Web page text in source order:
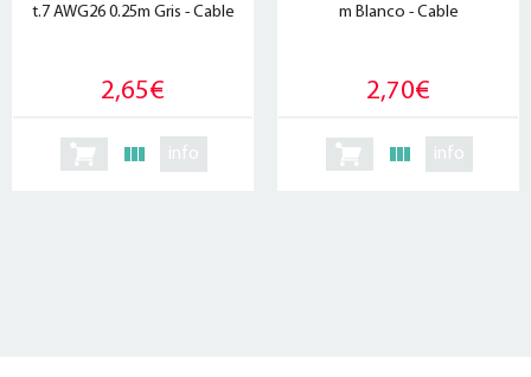
t.7 AWG26 0.25m Gris - Cable
2,65€
info
m Blanco - Cable
2,70€
info